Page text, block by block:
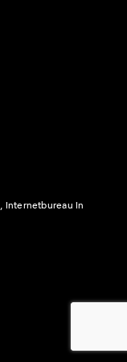
, internetbureau in